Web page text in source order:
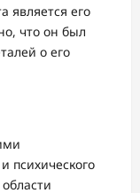
является его
что он был
о его
психического